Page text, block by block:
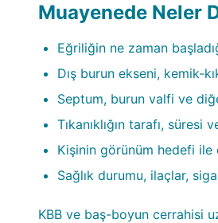
Muayenede Neler
Eğriliğin ne zaman
Dış burun ekseni, kemik-
Septum, burun valfi ve
Tıkanıklığın tarafı,
Kişinin görünüm hedefi
Sağlık durumu, ilaçlar,
KBB ve baş-boyun cerrahisi